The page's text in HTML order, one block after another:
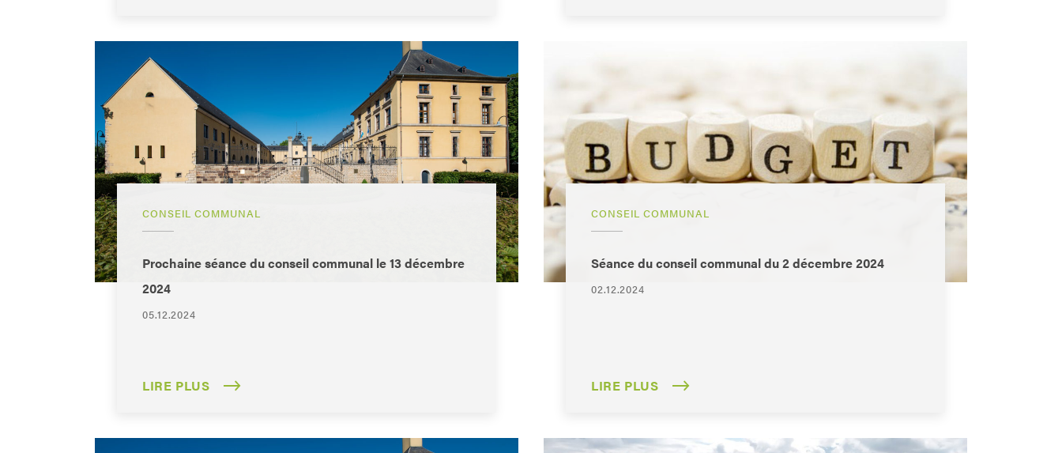
CONSEIL COMMUNAL
Prochaine séance du conseil communal le 13 décembre
2024
05.12.2024
LIRE PLUS
CONSEIL COMMUNAL
Séance du conseil communal du 2 décembre 2024
02.12.2024
LIRE PLUS